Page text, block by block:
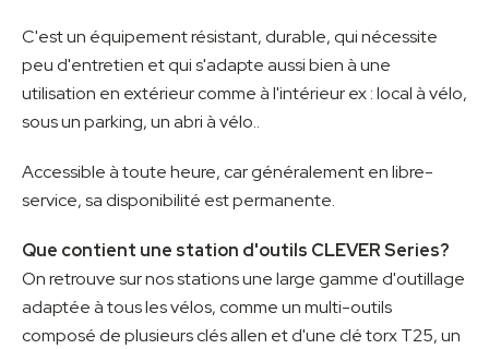
C'est un équipement résistant, durable, qui nécessite
peu d'entretien et qui s'adapte aussi bien à une
utilisation en extérieur comme à l'intérieur ex : local à vélo,
sous un parking, un abri à vélo..
Accessible à toute heure, car généralement en libre-
service, sa disponibilité est permanente.
Que contient une station d'outils CLEVER Series?
On retrouve sur nos stations une large gamme d'outillage
adaptée à tous les vélos, comme un multi-outils
composé de plusieurs clés allen et d'une clé torx T25, un